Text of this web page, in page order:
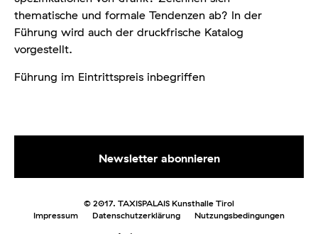
thematische und formale Tendenzen ab? In der
Führung wird auch der druckfrische Katalog
vorgestellt.
Führung im Eintrittspreis inbegriffen
© 2017. TAXISPALAIS Kunsthalle Tirol
Impressum
Datenschutzerklärung Nutzungsbedingungen